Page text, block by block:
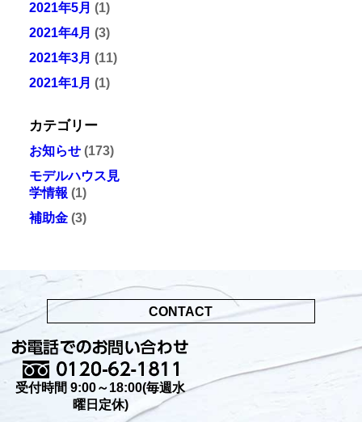
2021年5月 (1)
2021年4月 (3)
2021年3月 (11)
2021年1月 (1)
カテゴリー
お知らせ (173)
モデルハウス見
学情報 (1)
補助金 (3)
CONTACT
受付時間 9:00～18:00(毎週水
曜日定休)